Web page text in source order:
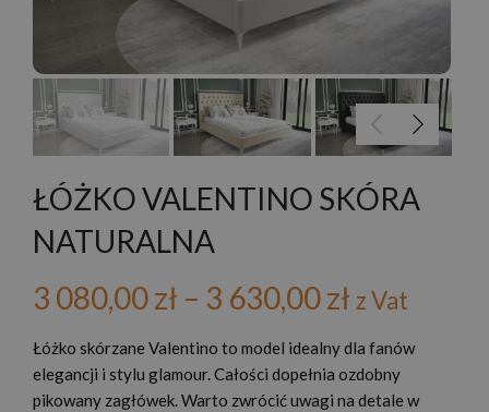
ŁÓŻKO VALENTINO SKÓRA
NATURALNA
3 080,00zł – 3 630,00zł Zakres
cen:
od
z Vat
Łóżko skórzane Valentino to model idealny dla fanów
elegancji i stylu glamour. Całości dopełnia ozdobny
pikowany zagłówek. Warto zwrócić uwagi na detale w